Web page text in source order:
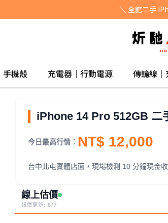
＼ 全館二手
手機殼 充電器｜行動電源 傳輸線｜
iPhone 14 Pro 512GB 二
今日最高行情： NT$ 12,000
台中北屯實體店面，現場檢測 10 分鐘現金
線上估價
報價更新: 8/7